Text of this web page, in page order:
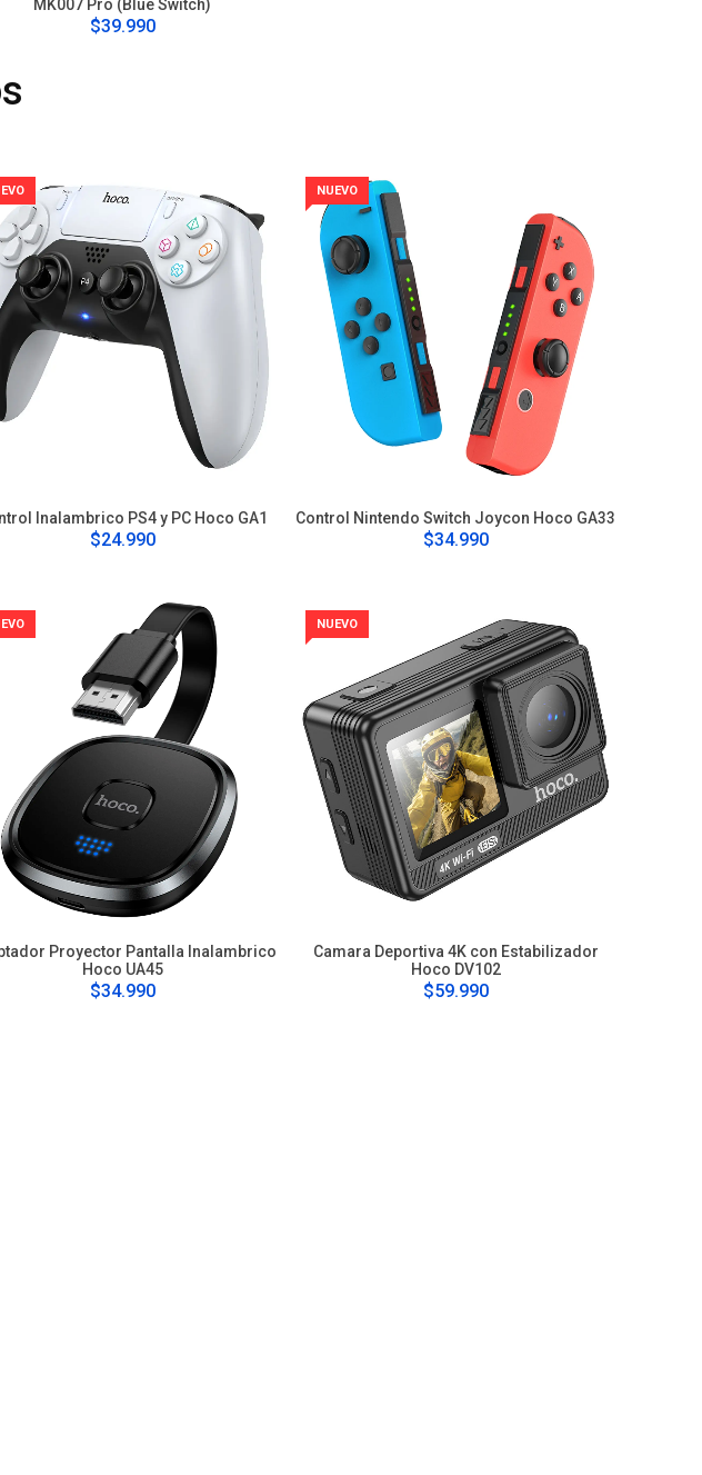
MK007 Pro (Blue Switch)
$39.990
Inalambrico PS4 y PC Hoco GA1
$24.990
NUEVO
Control Nintendo Switch Joycon Hoco GA33
$34.990
Proyector Pantalla Inalambrico
Hoco UA45
$34.990
NUEVO
Camara Deportiva 4K con Estabilizador
Hoco DV102
$59.990